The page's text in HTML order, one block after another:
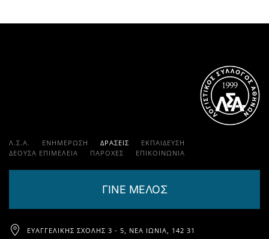
Λ.Σ.Α. ΕΝΗΜΕΡΩΣΗ ΔΡΑΣΕΙΣ
ΕΚΠΑΊΔΕΥΣΗ
ΔΕΟΥΣΑ ΕΠΙΜΕΛΕΙΑ
ΠΑΡΟΧΈΣ ΕΠΙΚΟΙΝΩΝΊΑ
ΓΙΝΕ ΜΕΛΟΣ
ΕΥΑΓΓΕΛΙΚΉΣ ΣΧΟΛΉΣ 3 - 5, ΝΈΑ ΙΩΝΊΑ, 142 31